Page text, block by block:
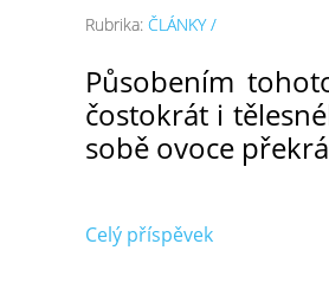
Rubrika: ČLÁNKY /
Působením
čostokrát i
sobě ovoce
Celý příspěvek